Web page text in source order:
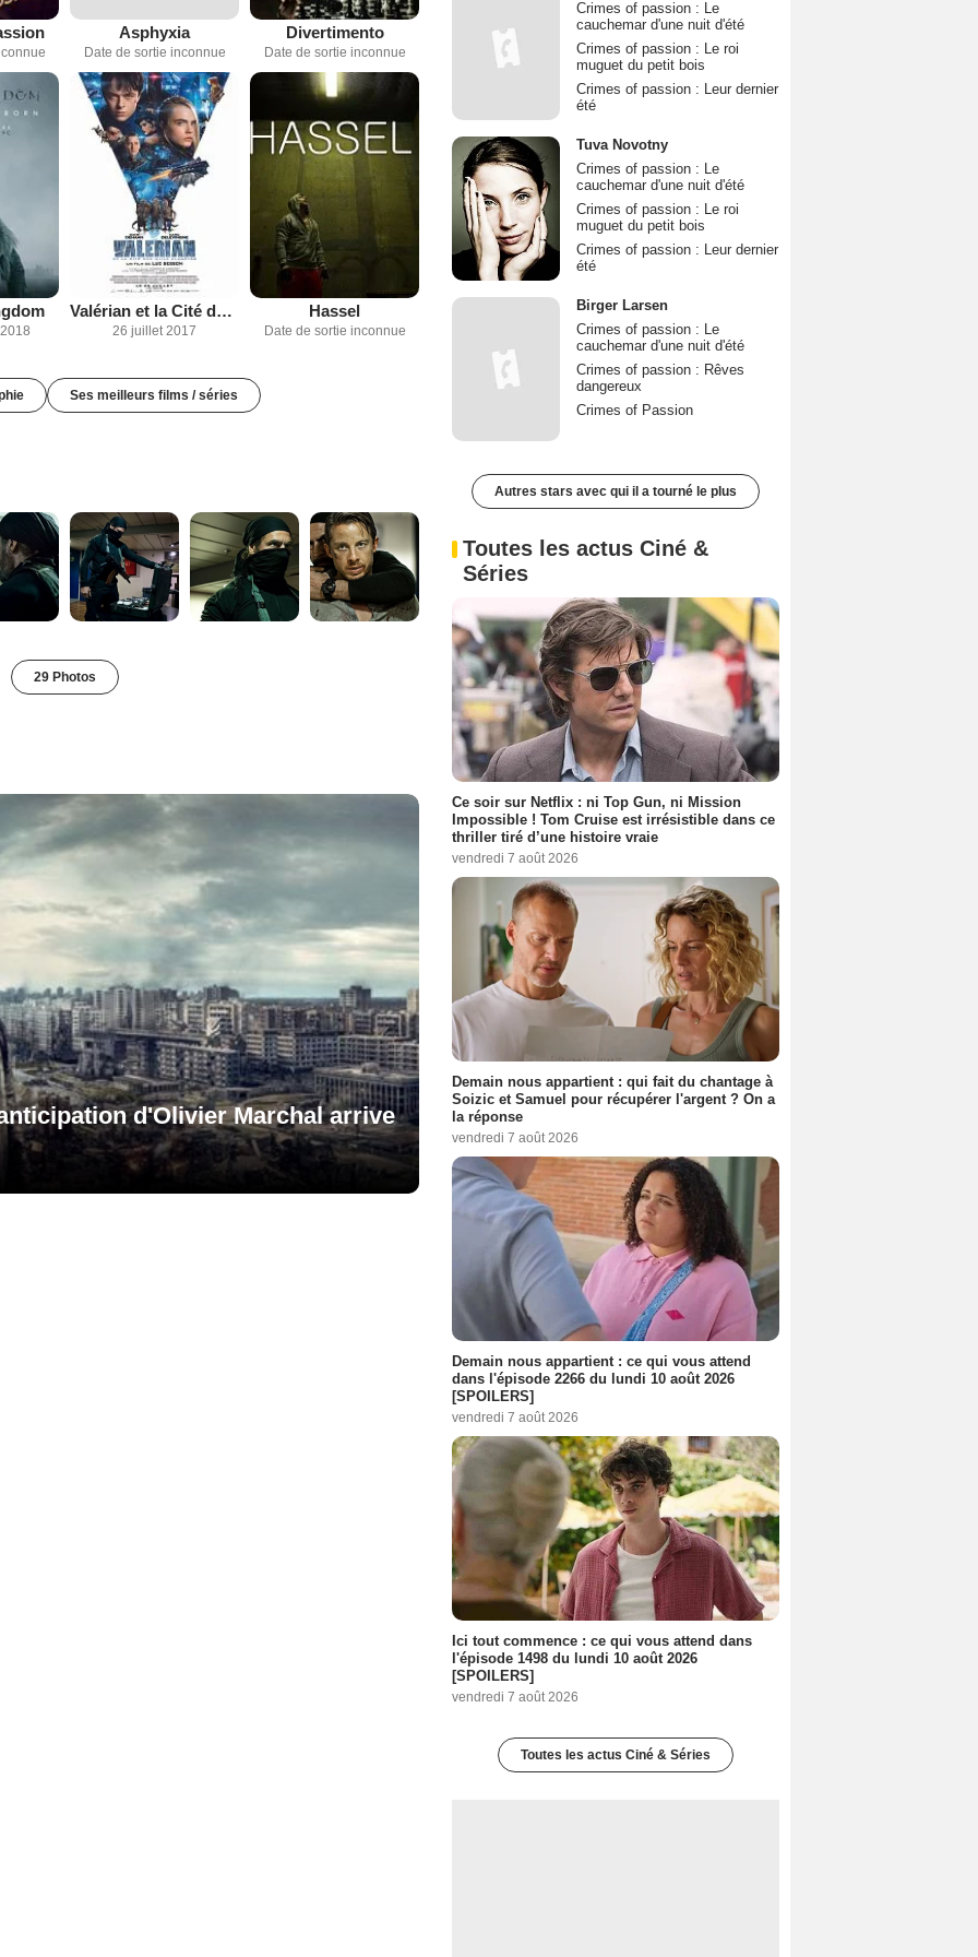
Asphyxia
Date de sortie inconnue
Divertimento
Date de sortie inconnue
Valérian et la Cité des mille planètes
26 juillet 2017
Hassel
Date de sortie inconnue
Ses meilleurs films / séries
29 Photos
d'Olivier Marchal arrive
Crimes of passion : Le
cauchemar d'une nuit d'été
Crimes of passion : Le roi
muguet du petit bois
Crimes of passion : Leur dernier
été
Tuva Novotny
Crimes of passion : Le
cauchemar d'une nuit d'été
Crimes of passion : Le roi
muguet du petit bois
Crimes of passion : Leur dernier
été
Birger Larsen
Crimes of passion : Le
cauchemar d'une nuit d'été
Crimes of passion : Rêves
dangereux
Crimes of Passion
Autres stars avec qui il a tourné le plus
Toutes les actus Ciné &
Séries
Ce soir sur Netflix : ni Top Gun, ni Mission
Impossible ! Tom Cruise est irrésistible dans ce
thriller tiré d’une histoire vraie
vendredi 7 août 2026
Demain nous appartient : qui fait du chantage à
Soizic et Samuel pour récupérer l'argent ? On a
la réponse
vendredi 7 août 2026
Demain nous appartient : ce qui vous attend
dans l'épisode 2266 du lundi 10 août 2026
[SPOILERS]
vendredi 7 août 2026
Ici tout commence : ce qui vous attend dans
l'épisode 1498 du lundi 10 août 2026
[SPOILERS]
vendredi 7 août 2026
Toutes les actus Ciné & Séries